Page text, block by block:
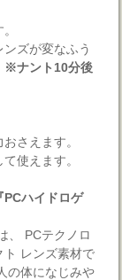
ズが変なふう
※ナント10分後
さえます。
使えます。
ハイドロゲ
、 PCテクノロ
ト レンズ素材で
の体になじみや